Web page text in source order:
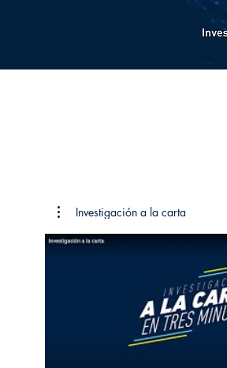
Investigación a la carta